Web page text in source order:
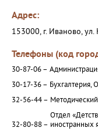
Адрес:
153000, г. Иваново, ул.
Телефоны (код
30-87-06 –
30-17-36 – Бухгалтерия,
32-56-44 –
32-80-88 –
Отдел
иностранных